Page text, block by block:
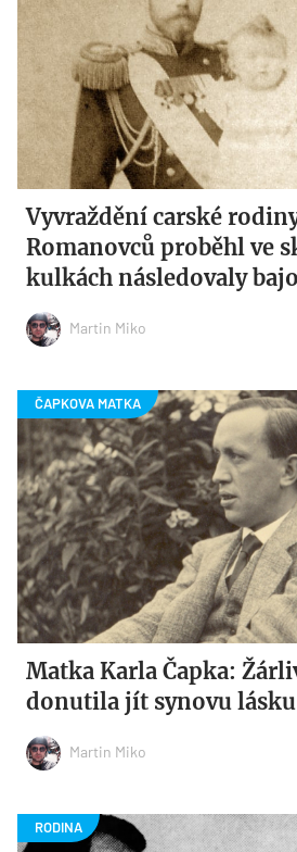
Vyvraždění carské
Romanovců proběhl ve
kulkách následovaly
Martin Miko
Matka Karla Čapka:
donutila jít synovu
Martin Miko